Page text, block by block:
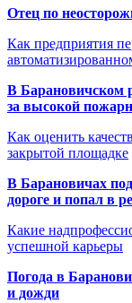
Отец по
Как предприятия
В Барановичском
за высокой
Как оценить
закрытой площадке
В Барановичах
дороге и попал в
Какие
успешной карьеры
Погода в
и дожди